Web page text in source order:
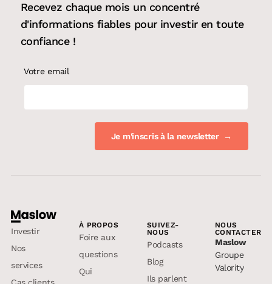
Recevez chaque mois un concentré
d'informations fiables pour investir en toute
confiance !
Votre email
Investir
Nos
services
À PROPOS
Foire aux
questions
Qui
SUIVEZ-
NOUS
Podcasts
Blog
Ils parlent
NOUS
CONTACTER
Maslow
Groupe
Valority